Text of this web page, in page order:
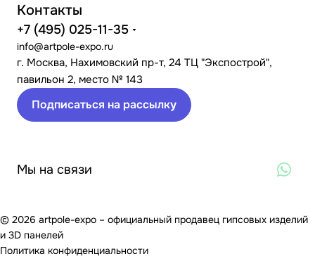
Контакты
+7 (495) 025-11-35
info@artpole-expo.ru
г. Москва, Нахимовский пр-т, 24 ТЦ "Экспострой",
павильон 2, место № 143
Подписаться на рассылку
Мы на связи
© 2026 artpole-expo – официальный продавец гипсовых изделий
и 3D панелей
Политика конфиденциальности